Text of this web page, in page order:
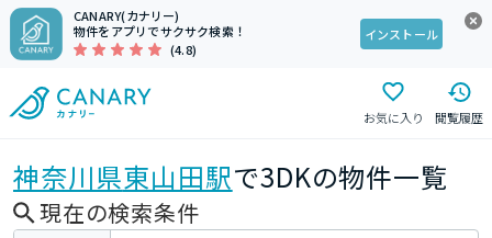
CANARY(カナリー)
物件をアプリでサクサク検索！
(4.8)
インストール
お気に入り 閲覧履歴
神奈川県東山田駅で3DKの物件一覧
現在の検索条件